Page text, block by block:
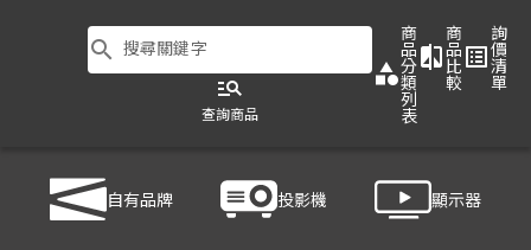
search 搜尋關鍵字
manage_search
查詢商品
category
商
品
分
類
列
表
compare
商
品
比
較
list_alt
詢
價
清
單
自有品牌 投影機 顯示器
HANWELL 捍衛科技 HS-M102